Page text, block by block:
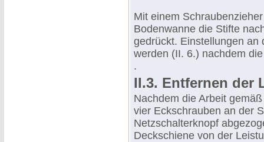
Mit einem
Bodenwanne die Stifte
gedrückt. Einstellungen an
werden (II. 6.) nachdem
.
II.3. Entfernen der
Nachdem die Arbeit
vier Eckschrauben an der
Netzschalterknopf
Deckschiene von der